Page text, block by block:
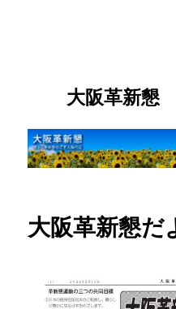
大阪革新懇
大阪革新懇